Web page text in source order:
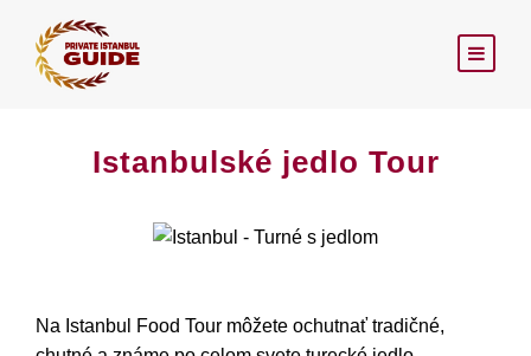
Istanbulské jedlo Tour
Na Istanbul Food Tour môžete ochutnať tradičné,